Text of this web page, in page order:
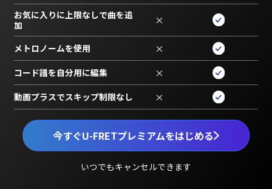
今すぐU-FRETプレミアムをはじめる
いつでもキャンセルできます
お気に入りに上限なしで曲を追
加
×
メトロノームを使用 ×
コード譜を自分用に編集 ×
動画プラスでスキップ制限なし ×